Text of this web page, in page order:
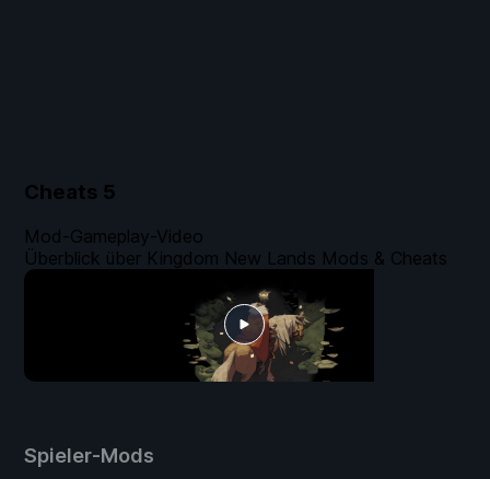
Cheats 5
Spieler-Mods
Mod-Gameplay-Video
Überblick über Kingdom New Lands Mods & Cheats